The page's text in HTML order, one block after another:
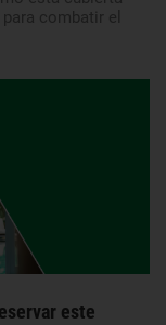
combatir el
este